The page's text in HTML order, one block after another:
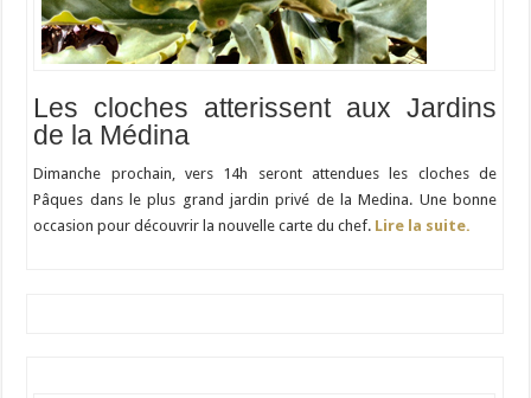
Les cloches atterissent aux Jardins
de la Médina
Dimanche prochain, vers 14h seront attendues les cloches de
Pâques dans le plus grand jardin privé de la Medina. Une bonne
occasion pour découvrir la nouvelle carte du chef. Lire la suite.